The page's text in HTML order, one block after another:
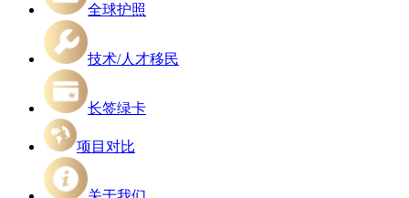
全球护照
技术/人才移民
长签绿卡
项目对比